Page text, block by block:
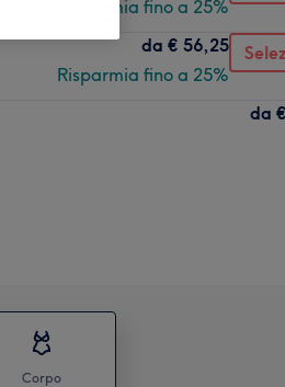
Risparmia fino a 25%
da € 56,25
Risparmia fino a 25%
da
Corpo